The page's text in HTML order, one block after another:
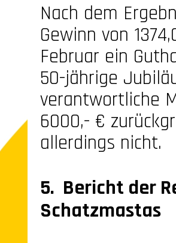
Nach dem
Gewinn von
Februar ein
50-jährige
verantwortliche
6000,- €
allerdings nicht.
5. Bericht der
Schatzmastas